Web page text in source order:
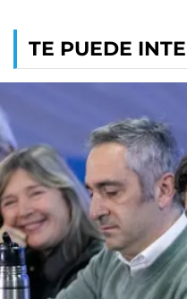
TE PUEDE